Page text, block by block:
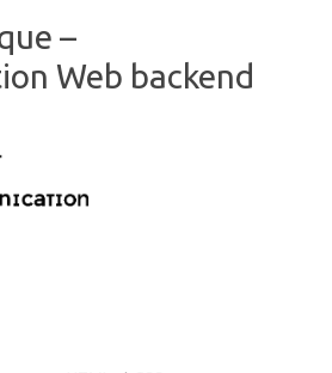
–
Web backend